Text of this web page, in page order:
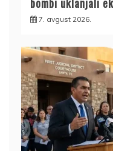
7. avgust 2026.